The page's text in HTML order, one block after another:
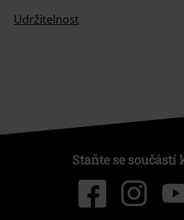
Udržitelnost
Staňte se součástí